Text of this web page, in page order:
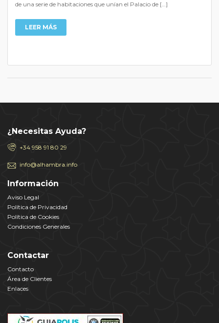
de una serie de habitaciones que unían el Palacio de […]
LEER MÁS
¿Necesitas Ayuda?
+34 958 91 80 29
info@alhambra.info
Información
Aviso Legal
Política de Privacidad
Política de Cookies
Condiciones Generales
Contactar
Contacto
Área de Clientes
Enlaces